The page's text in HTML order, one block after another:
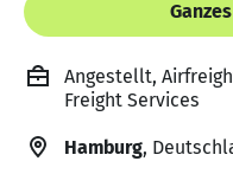
Angestellt,
Freight Services
Hamburg,